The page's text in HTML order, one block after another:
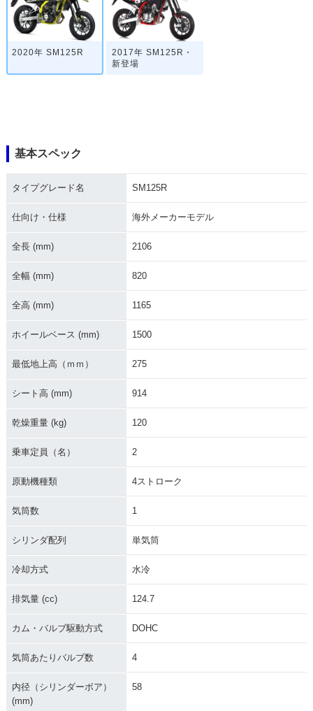
2020年 SM125R
2017年 SM125R・
新登場
基本スペック
タイプグレード名 SM125R
仕向け・仕様 海外メーカーモデル
全長 (mm) 2106
全幅 (mm) 820
全高 (mm) 1165
ホイールベース (mm) 1500
最低地上高（ｍｍ） 275
シート高 (mm) 914
乾燥重量 (kg) 120
乗車定員（名） 2
原動機種類 4ストローク
気筒数 1
シリンダ配列 単気筒
冷却方式 水冷
排気量 (cc) 124.7
カム・バルブ駆動方式 DOHC
気筒あたりバルブ数 4
内径（シリンダーボア）
(mm)
58